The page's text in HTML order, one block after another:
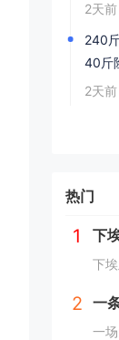
2天前
240
40斤
2天前
热门
1 下
2